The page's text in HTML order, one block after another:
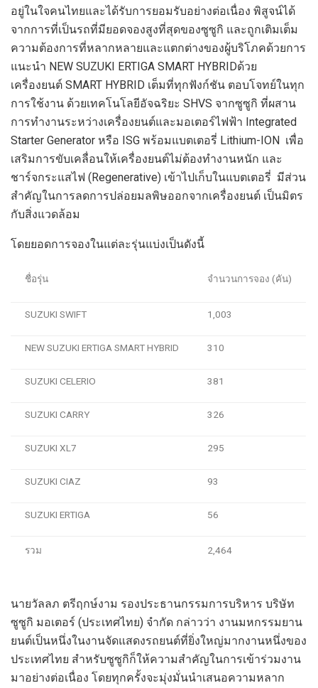
อยู่ในใจคนไทยและได้รับการยอมรับอย่างต่อเนื่อง พิสูจน์ได้
จากการที่เป็นรถที่มียอดจองสูงที่สุดของซูซูกิ และถูกเติมเต็ม
ความต้องการที่หลากหลายและแตกต่างของผู้บริโภคด้วยการ
แนะนำ NEW SUZUKI ERTIGA SMART HYBRIDด้วย
เครื่องยนต์ SMART HYBRID เต็มที่ทุกฟังก์ชัน ตอบโจทย์ในทุก
การใช้งาน ด้วยเทคโนโลยีอัจฉริยะ SHVS จากซูซูกิ ที่ผสาน
การทำงานระหว่างเครื่องยนต์และมอเตอร์ไฟฟ้า Integrated
Starter Generator หรือ ISG พร้อมแบตเตอรี่ Lithium-ION เพื่อ
เสริมการขับเคลื่อนให้เครื่องยนต์ไม่ต้องทำงานหนัก และ
ชาร์จกระแสไฟ (Regenerative) เข้าไปเก็บในแบตเตอรี่ มีส่วน
สำคัญในการลดการปล่อยมลพิษออกจากเครื่องยนต์ เป็นมิตร
กับสิ่งแวดล้อม
โดยยอดการจองในแต่ละรุ่นแบ่งเป็นดังนี้
ชื่อรุ่น จำนวนการจอง (คัน)
SUZUKI SWIFT 1,003
NEW SUZUKI ERTIGA SMART HYBRID 310
SUZUKI CELERIO 381
SUZUKI CARRY 326
SUZUKI XL7 295
SUZUKI CIAZ 93
SUZUKI ERTIGA 56
รวม 2,464
นายวัลลภ ตรีฤกษ์งาม รองประธานกรรมการบริหาร บริษัท
ซูซูกิ มอเตอร์ (ประเทศไทย) จำกัด กล่าวว่า งานมหกรรมยาน
ยนต์เป็นหนึ่งในงานจัดแสดงรถยนต์ที่ยิ่งใหญ่มากงานหนึ่งของ
ประเทศไทย สำหรับซูซูกิก็ให้ความสำคัญในการเข้าร่วมงาน
มาอย่างต่อเนื่อง โดยทุกครั้งจะมุ่งมั่นนำเสนอความหลาก